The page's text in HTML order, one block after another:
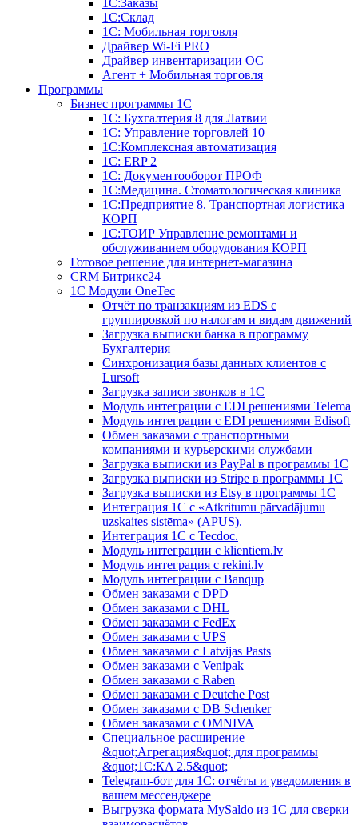
1С:Склад
1С: Мобильная торговля
Драйвер Wi-Fi PRO
Драйвер инвентаризации ОС
Агент + Мобильная торговля
Программы
Бизнес программы 1С
1С: Бухгалтерия 8 для Латвии
1С: Управление торговлей 10
1C:Комплексная автоматизация
1С: ERP 2
1С: Документооборот ПРОФ
1С:Медицина. Стоматологическая клиника
1С:Предприятие 8. Транспортная логистика
КОРП
1С:ТОИР Управление ремонтами и
обслуживанием оборудования КОРП
Готовое решение для интернет-магазина
CRM Битрикс24
1C Модули OneTec
Отчёт по транзакциям из EDS с
группировкой по налогам и видам движений
Загрузка выписки банка в программу
Бухгалтерия
Синхронизация базы данных клиентов с
Lursoft
Загрузка записи звонков в 1С
Модуль интеграции с EDI решениями Telema
Модуль интеграции с EDI решениями Edisoft
Обмен заказами с транспортными
компаниями и курьерскими службами
Загрузка выписки из PayPal в программы 1C
Загрузка выписки из Stripe в программы 1C
Загрузка выписки из Etsy в программы 1C
Интеграция 1С с «Atkritumu pārvadājumu
uzskaites sistēma» (APUS).
Интеграция 1С с Tecdoc.
Модуль интеграции с klientiem.lv
Модуль интеграция с rekini.lv
Модуль интеграции с Banqup
Обмен заказами с DPD
Обмен заказами с DHL
Обмен заказами с FedEx
Обмен заказами с UPS
Обмен заказами с Latvijas Pasts
Обмен заказами с Venipak
Обмен заказами с Raben
Обмен заказами с Deutche Post
Обмен заказами с DB Schenker
Обмен заказами с OMNIVA
Специальное расширение
&quot;Агрегация&quot; для программы
&quot;1С:КA 2.5&quot;
Telegram-бот для 1С: отчёты и уведомления в
вашем мессенджере
Выгрузка формата MySaldo из 1C для сверки